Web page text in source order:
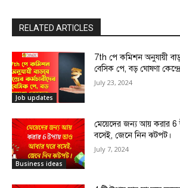
RELATED ARTICLES
Job updates
7th পে কমিশন অনুযায়ী
বেসিক পে, বড় ঘোষণা
July 23, 2024
Business ideas
মেয়েদের জন্য আয় করার 6
বসেই, জেনে নিন ঝটপট।
July 7, 2024